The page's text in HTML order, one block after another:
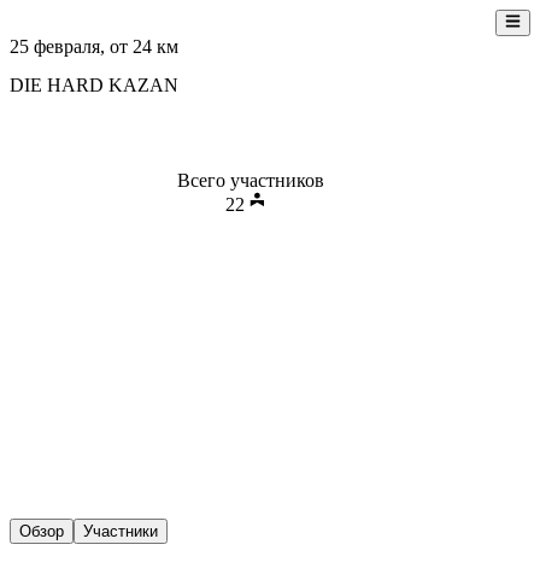
25 февраля, от 24 км
DIE HARD KAZAN
Всего участников
22
Обзор Участники